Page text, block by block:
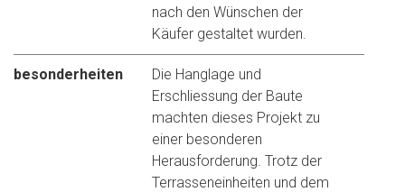
nach den Wünschen der
Käufer gestaltet wurden.
besonderheiten
Die Hanglage und
Erschliessung der Baute
machten dieses Projekt zu
einer besonderen
Herausforderung. Trotz der
Terrasseneinheiten und dem